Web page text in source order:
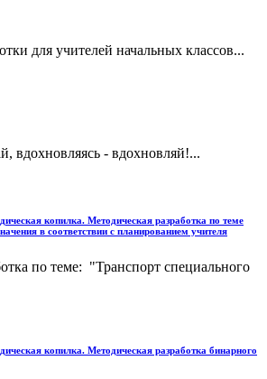
для учителей начальных классов...
вдохновляясь - вдохновляй!...
копилка. Методическая разработка по теме
в соответствии с планированием учителя
по теме: "Транспорт специального
копилка. Методическая разработка бинарного